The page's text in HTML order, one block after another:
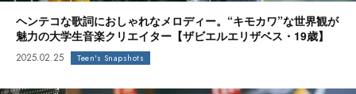
ヘンテコな歌詞におしゃれなメロディー。“キモカワ”な世界観が
魅力の大学生音楽クリエイター【ザビエルエリザベス・19歳】
2025.02.25 Teen's Snapshots